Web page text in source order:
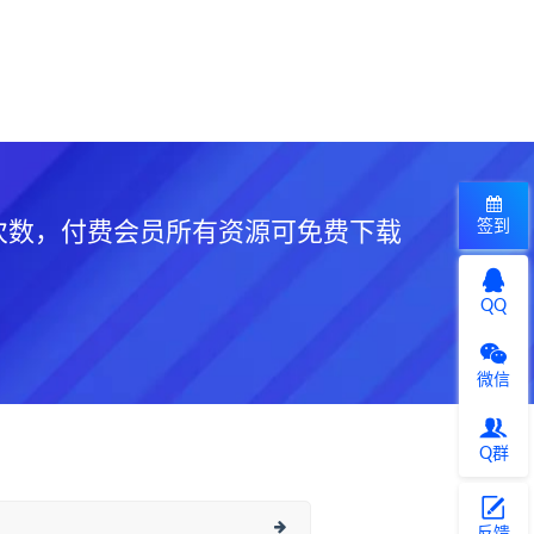
，付费会员所有资源可免费下载 签到
QQ
微信
Q群